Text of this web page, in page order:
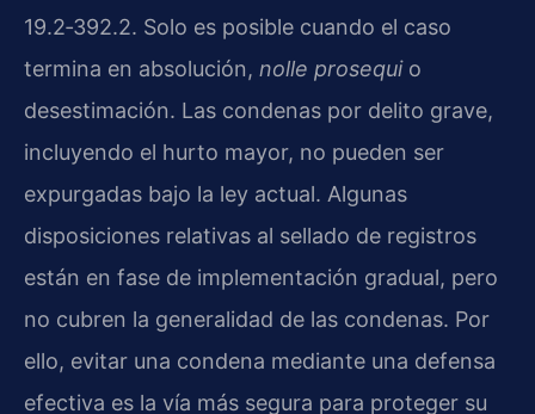
19.2‑392.2. Solo es posible cuando el caso
termina en absolución, nolle prosequio
desestimación. Las condenas por delito grave,
incluyendo el hurto mayor, no pueden ser
expurgadas bajo la ley actual. Algunas
disposiciones relativas al sellado de registros
están en fase de implementación gradual, pero
no cubren la generalidad de las condenas. Por
ello, evitar una condena mediante una defensa
efectiva es la vía más segura para proteger su